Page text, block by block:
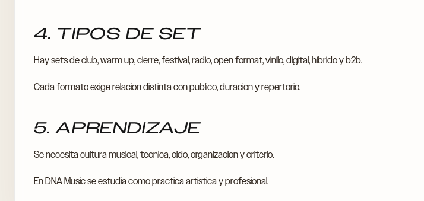
4. TIPOS DE SET
Hay sets de club, warm up, cierre, festival, radio, open format, vinilo, digital, hibrido y b2b.
Cada formato exige relacion distinta con publico, duracion y repertorio.
5. APRENDIZAJE
Se necesita cultura musical, tecnica, oido, organizacion y criterio.
En DNA Music se estudia como practica artistica y profesional.